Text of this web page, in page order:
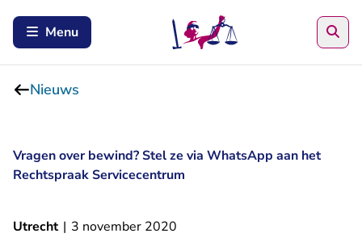
Menu
Nieuws
Vragen over bewind? Stel ze via WhatsApp aan het
Rechtspraak Servicecentrum
Utrecht | 3 november 2020